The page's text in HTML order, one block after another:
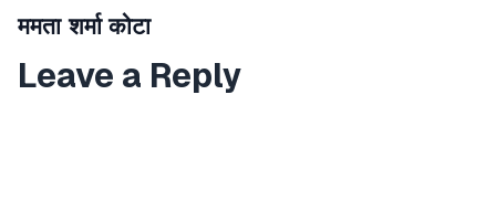
ममता शर्मा कोटा
Leave a Reply